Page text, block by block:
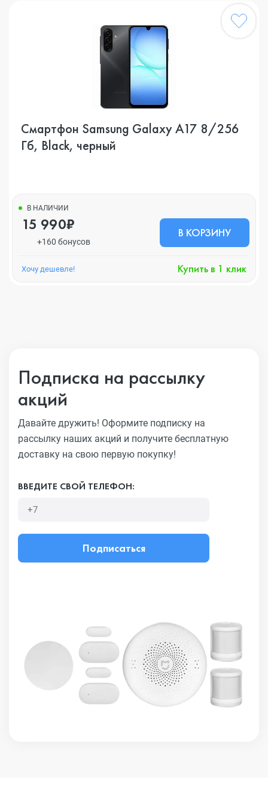
Смартфон Samsung Galaxy A17 8/256
Гб, Black, черный
В НАЛИЧИИ
15 990₽
+160 бонусов
В КОРЗИНУ
Хочу дешевле! Купить в 1 клик
Подписка на рассылку
акций
Давайте дружить! Оформите подписку на
рассылку наших акций и получите бесплатную
доставку на свою первую покупку!
ВВЕДИТЕ СВОЙ ТЕЛЕФОН:
Подписаться